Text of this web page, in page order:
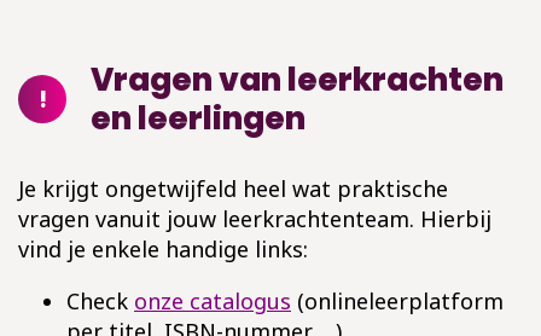
!
Vragen van leerkrachten
en leerlingen
Je krijgt ongetwijfeld heel wat praktische
vragen vanuit jouw leerkrachtenteam. Hierbij
vind je enkele handige links:
Check onze catalogus (onlineleerplatform